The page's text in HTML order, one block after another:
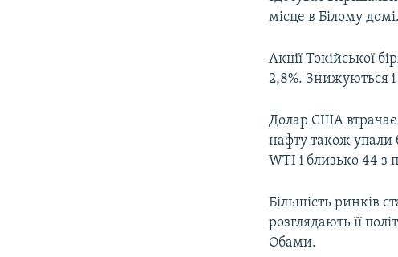
місце в Білому домі.
Акції Токійської
2,8%. Знижуються
Долар США втрачає
нафту також упали
WTI і близько 44 з
Більшість ринків
розглядають її
Обами.